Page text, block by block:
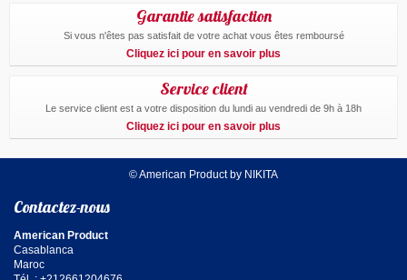
Garantie satisfaction
Si vous n'êtes pas satisfait de votre achat vous êtes remboursé
Cliquez ici pour en savoir plus
Service client
Le service client est a votre disposition du lundi au vendredi de 9h à 18h
Cliquez ici pour en savoir plus
© American Product by NIKITA
Contactez-nous
American Product
Casablanca
Maroc